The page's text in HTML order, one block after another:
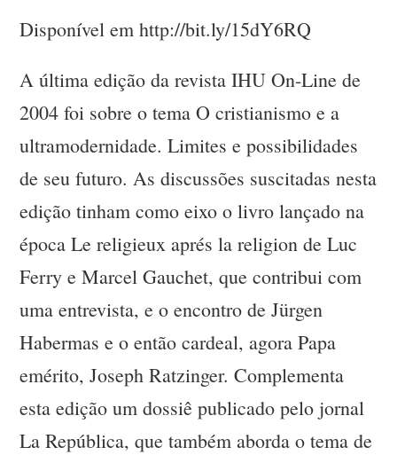
Disponível em http://bit.ly/15dY6RQ
A última edição da revista IHU On-Line de
2004 foi sobre o tema O cristianismo e a
ultramodernidade. Limites e possibilidades
de seu futuro. As discussões suscitadas nesta
edição tinham como eixo o livro lançado na
época Le religieux aprés la religion de Luc
Ferry e Marcel Gauchet, que contribui com
uma entrevista, e o encontro de Jürgen
Habermas e o então cardeal, agora Papa
emérito, Joseph Ratzinger. Complementa
esta edição um dossiê publicado pelo jornal
La República, que também aborda o tema de